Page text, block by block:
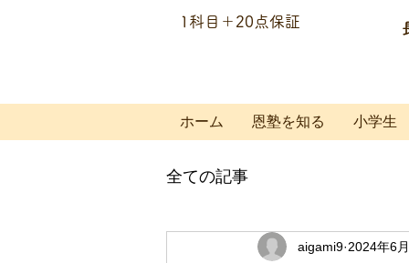
​1科目＋20点保証
ホーム 恩塾を知る 小学生
全ての記事
aigami9 2024年6